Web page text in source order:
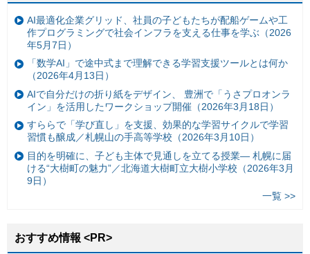
AI最適化企業グリッド、社員の子どもたちが配船ゲームや工
作プログラミングで社会インフラを支える仕事を学ぶ（2026
年5月7日）
「数学AI」で途中式まで理解できる学習支援ツールとは何か
（2026年4月13日）
AIで自分だけの折り紙をデザイン、 豊洲で「うさプロオンラ
イン」を活用したワークショップ開催（2026年3月18日）
すららで「学び直し」を支援、効果的な学習サイクルで学習
習慣も醸成／札幌山の手高等学校（2026年3月10日）
目的を明確に、子ども主体で見通しを立てる授業— 札幌に届
ける“大樹町の魅力”／北海道大樹町立大樹小学校（2026年3月
9日）
一覧 >>
おすすめ情報 <PR>